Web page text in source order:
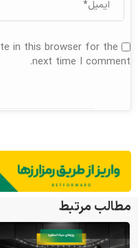
in this browser for the
next time I comment.
مطالب مرتبط